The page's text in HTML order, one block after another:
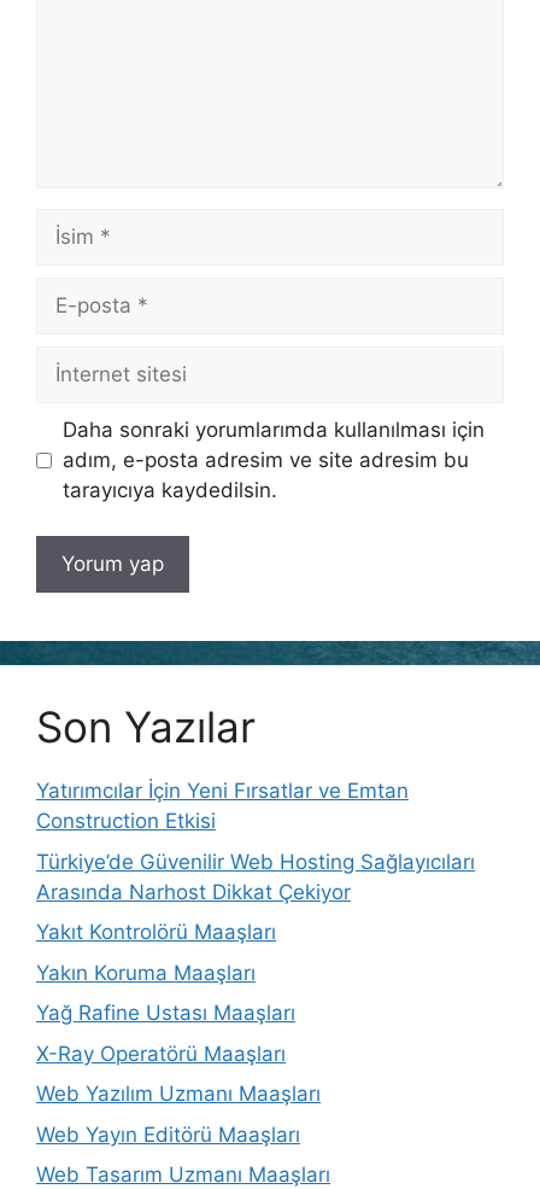
İsim
posta
İnternet
sitesi
Daha sonraki yorumlarımda kullanılması için
adım, e-posta adresim ve site adresim bu
tarayıcıya kaydedilsin.
Son Yazılar
Yatırımcılar İçin Yeni Fırsatlar ve Emtan
Construction Etkisi
Türkiye’de Güvenilir Web Hosting Sağlayıcıları
Arasında Narhost Dikkat Çekiyor
Yakıt Kontrolörü Maaşları
Yakın Koruma Maaşları
Yağ Rafine Ustası Maaşları
X-Ray Operatörü Maaşları
Web Yazılım Uzmanı Maaşları
Web Yayın Editörü Maaşları
Web Tasarım Uzmanı Maaşları